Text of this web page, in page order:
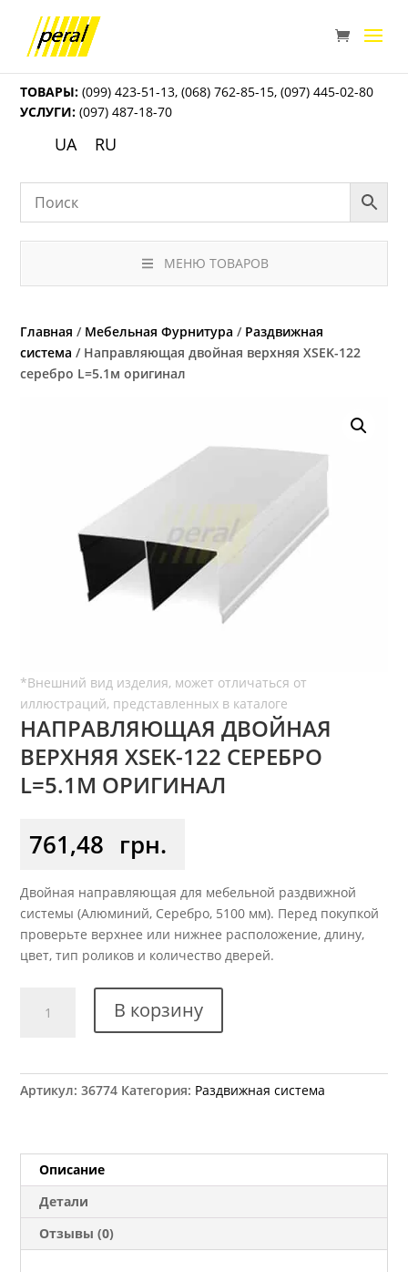
ТОВАРЫ: (099) 423-51-13,(068) 762-85-15,(097) 445-02-80
УСЛУГИ: (097) 487-18-70
UA RU
МЕНЮ ТОВАРОВ
Главная / Мебельная Фурнитура / Раздвижная
система / Направляющая двойная верхняя ХSEK-122
серебро L=5.1м оригинал
НАПРАВЛЯЮЩАЯ ДВОЙНАЯ
ВЕРХНЯЯ ХSEK-122 СЕРЕБРО
L=5.1М ОРИГИНАЛ
761,48 грн.
Двойная направляющая для мебельной раздвижной
системы (Алюминий, Серебро, 5100 мм). Перед покупкой
проверьте верхнее или нижнее расположение, длину,
цвет, тип роликов и количество дверей.
товара
ХSEK-
L=5.1м
оригинал
В корзину
Артикул:36774 Категория: Раздвижная система
Описание
Детали
Отзывы (0)